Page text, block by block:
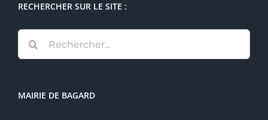
RECHERCHER SUR LE SITE :
MAIRIE DE BAGARD